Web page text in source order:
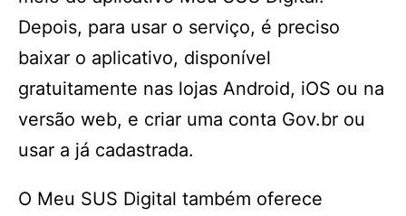
Depois, para usar o serviço, é preciso
baixar o aplicativo, disponível
gratuitamente nas lojas Android, iOS ou na
versão web, e criar uma conta Gov.br ou
usar a já cadastrada.
O Meu SUS Digital também oferece